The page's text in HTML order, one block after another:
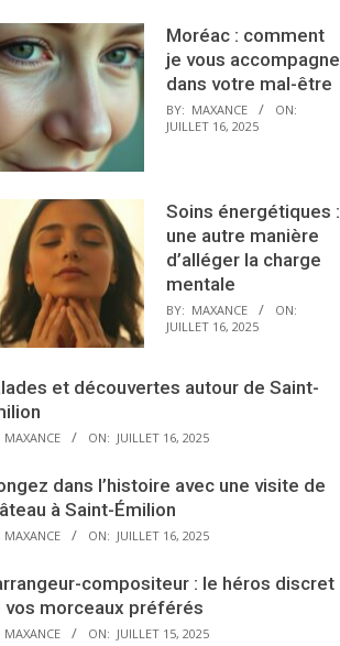
Moréac : comment
je vous accompagne
dans votre mal-être
BY: MAXANCE
ON:
JUILLET 16, 2025
Soins énergétiques :
une autre manière
d’alléger la charge
mentale
BY: MAXANCE
ON:
JUILLET 16, 2025
et découvertes autour de Saint-
MAXANCE ON: JUILLET 16, 2025
dans l’histoire avec une visite de
à Saint-Émilion
MAXANCE ON: JUILLET 16, 2025
compositeur : le héros discret
vos morceaux préférés
MAXANCE ON: JUILLET 15, 2025